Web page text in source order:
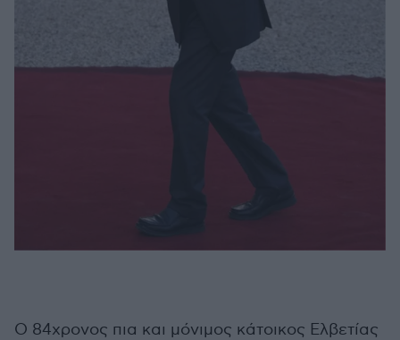
Ο 84χρονος πια και μόνιμος κάτοικος Ελβετίας